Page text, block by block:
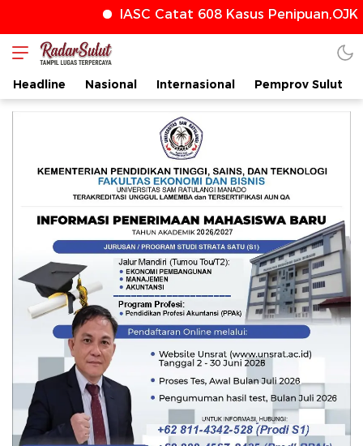
IASC Catat 608 Kasus Penipuan,OJK
radarsulut.com
Headline Nasional Internasional Pemprov Sulut